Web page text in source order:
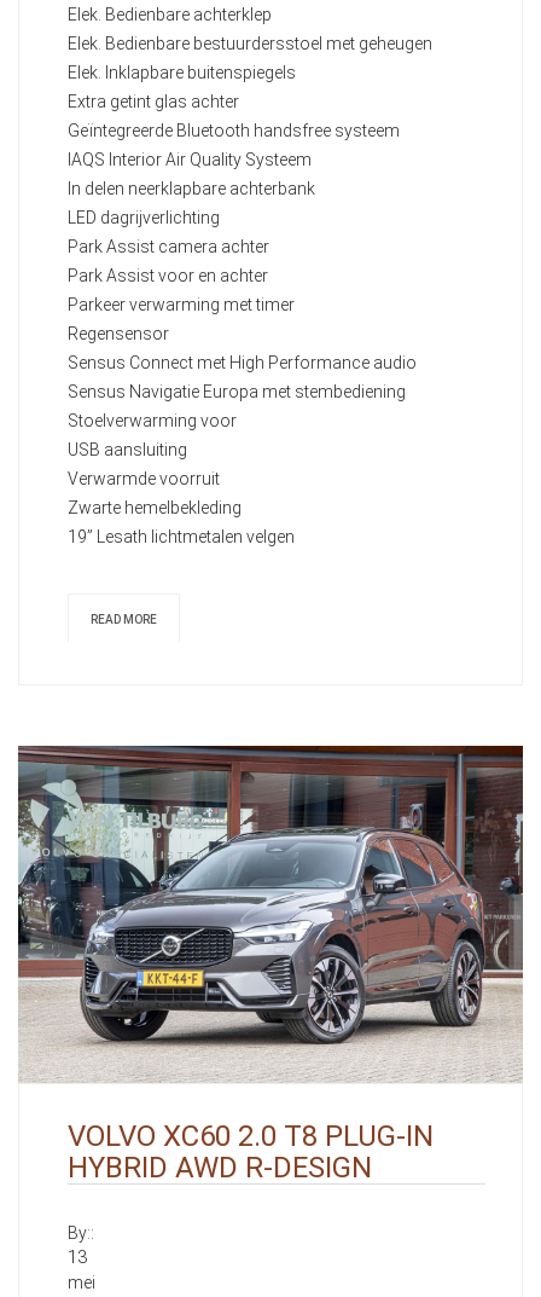
Elek. Bedienbare achterklep
Elek. Bedienbare bestuurdersstoel met geheugen
Elek. Inklapbare buitenspiegels
Extra getint glas achter
Geïntegreerde Bluetooth handsfree systeem
IAQS Interior Air Quality Systeem
In delen neerklapbare achterbank
LED dagrijverlichting
Park Assist camera achter
Park Assist voor en achter
Parkeer verwarming met timer
Regensensor
Sensus Connect met High Performance audio
Sensus Navigatie Europa met stembediening
Stoelverwarming voor
USB aansluiting
Verwarmde voorruit
Zwarte hemelbekleding
19” Lesath lichtmetalen velgen
READ MORE
VOLVO XC60 2.0 T8 PLUG-IN
HYBRID AWD R-DESIGN
By::
13
mei